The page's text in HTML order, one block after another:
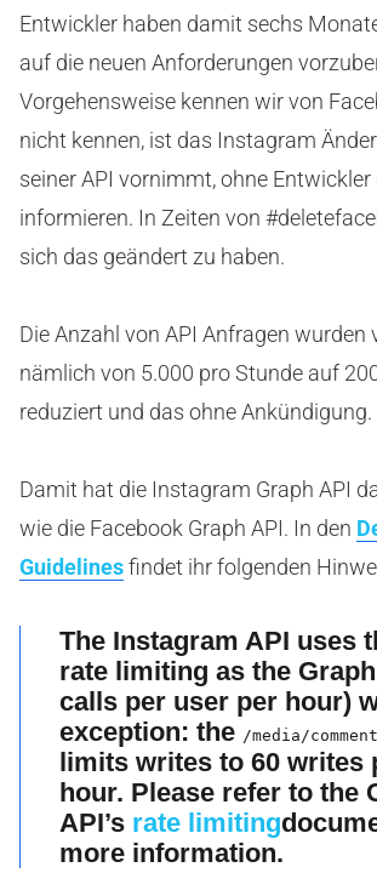
Entwickler haben damit sechs
auf die neuen Anforderungen
Vorgehensweise kennen wir von
nicht kennen, ist das Instagram
seiner API vornimmt, ohne Entwickler
informieren. In Zeiten von
sich das geändert zu haben.
Die Anzahl von API Anfragen wurden
nämlich von 5.000 pro Stunde auf
reduziert und das ohne Ankündigung.
Damit hat die Instagram Graph API
wie die Facebook Graph API. In den
Guidelinesfindet ihr folgenden
The Instagram API uses
rate limiting as the
calls per user per hour)
exception: the /media/
limits writes to 60 writes
hour. Please refer to the
API’s rate limiting
more information.